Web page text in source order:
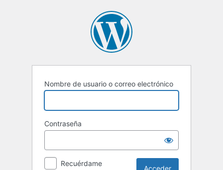
Nombre de usuario o correo electrónico
Contraseña
Recuérdame